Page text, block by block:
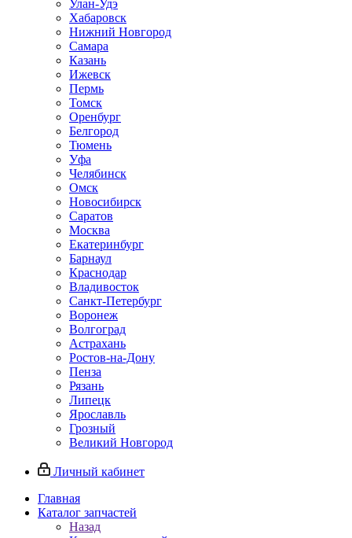
Улан-Удэ
Хабаровск
Нижний Новгород
Самара
Казань
Ижевск
Пермь
Томск
Оренбург
Белгород
Тюмень
Уфа
Челябинск
Омск
Новосибирск
Саратов
Москва
Екатеринбург
Барнаул
Краснодар
Владивосток
Санкт-Петербург
Воронеж
Волгоград
Астрахань
Ростов-на-Дону
Пенза
Рязань
Липецк
Ярославль
Грозный
Великий Новгород
Личный кабинет
Главная
Каталог запчастей
Назад